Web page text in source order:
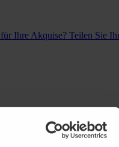
Ihre Akquise? Teilen Sie